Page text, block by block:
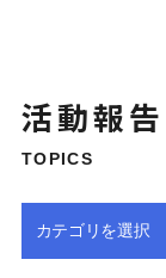
活動報告
TOPICS